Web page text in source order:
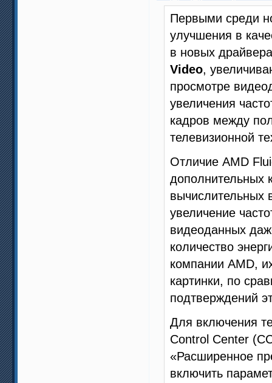
Первыми среди
улучшения в
в новых
Video,
просмотре
увеличения
кадров между
телевизионной
Отличие AMD
дополнительных
вычислительных
увеличение
видеоданных
количество
компании AMD,
картинки, по
подтверждений
Для включения
Control Center
«Расширенное
включить